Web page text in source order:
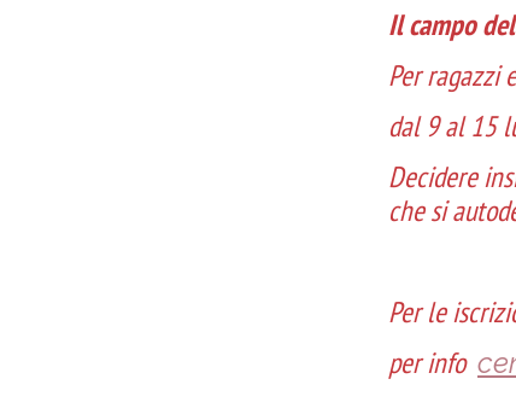
Il campo
Per ragazzi
dal 9 al 15
Decidere
che si
Per le
per info